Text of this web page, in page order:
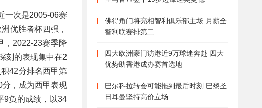
一次是2005-06赛
优胜者杯四强，
，2022-23赛季降
刻的表现集中在2
42分排名西甲第
，成为西甲表现
9负的成绩，以34
佛得角门将亮相智利俱乐部主场 月薪全
智利联赛排第二
四大欧洲豪门访港近9万球迷奔赴 四大
优势助香港成办赛首选地
巴尔科拉转会可能拖到最后时刻 巴黎圣
日耳曼坚持高价立场